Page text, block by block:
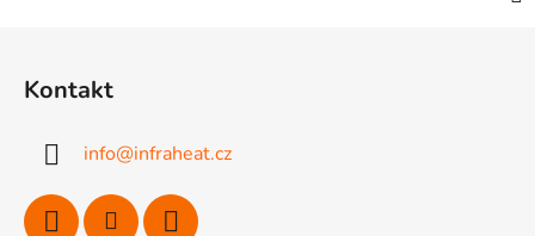
Kontakt
info@infraheat.cz